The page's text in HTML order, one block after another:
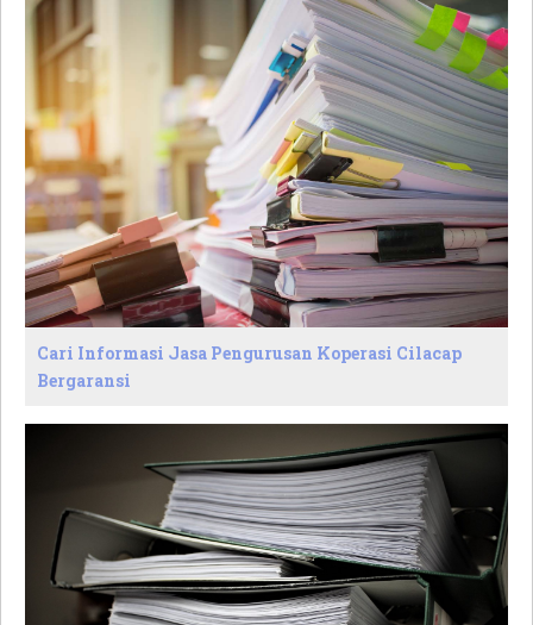
Cari Informasi Jasa Pengurusan Koperasi Cilacap
Bergaransi